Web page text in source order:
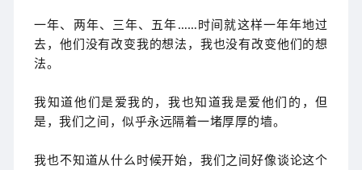
一年、两年、三年、五年……时间就这样一年年地过
去，他们没有改变我的想法，我也没有改变他们的想
法。
我知道他们是爱我的，我也知道我是爱他们的，但
是，我们之间，似乎永远隔着一堵厚厚的墙。
我也不知道从什么时候开始，我们之间好像谈论这个